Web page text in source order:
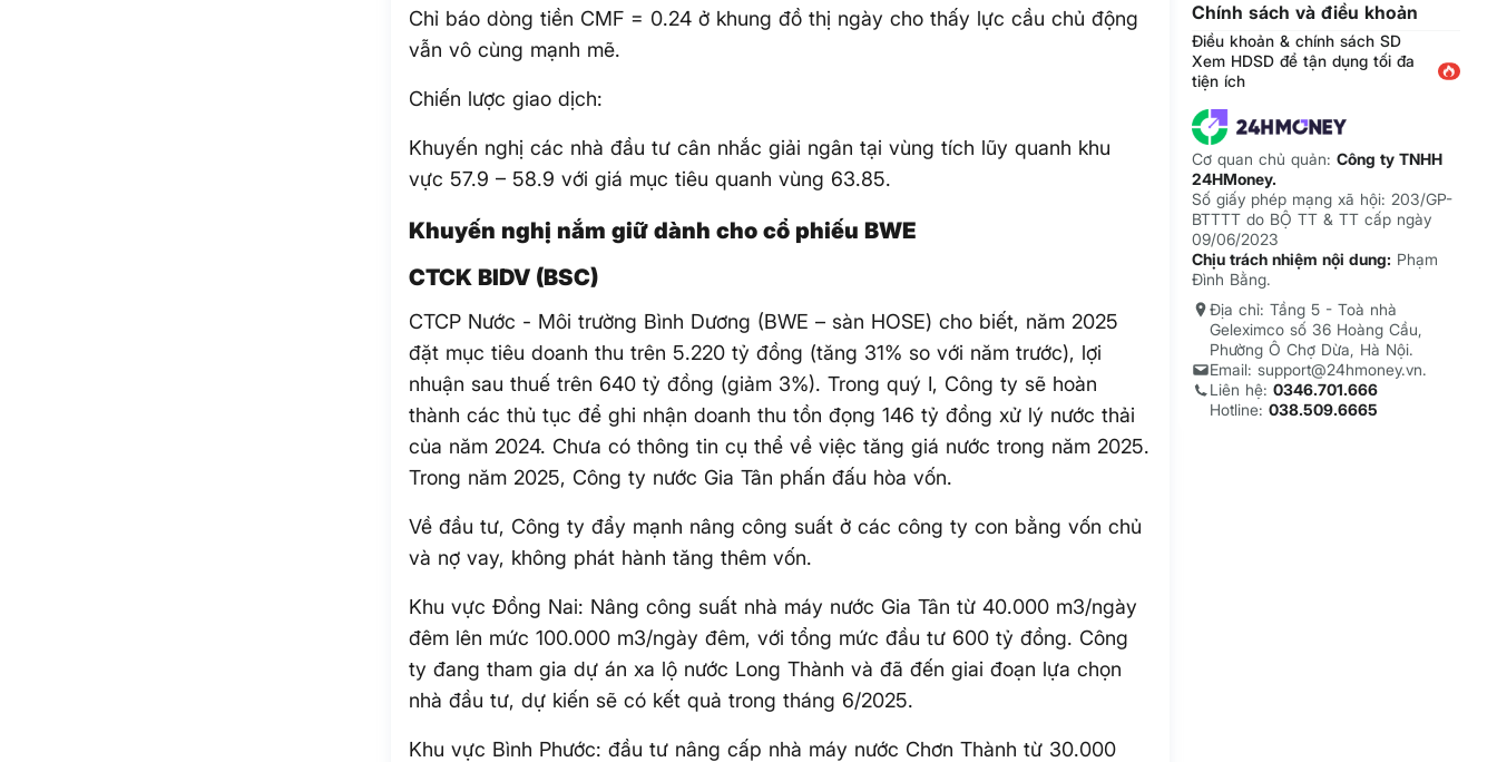
Chỉ báo dòng tiền CMF = 0.24 ở khung đồ thị ngày cho thấy lực cầu chủ động
vẫn vô cùng mạnh mẽ.
Chiến lược giao dịch:
Khuyến nghị các nhà đầu tư cân nhắc giải ngân tại vùng tích lũy quanh khu
vực 57.9 – 58.9 với giá mục tiêu quanh vùng 63.85.
Khuyến nghị nắm giữ dành cho cổ phiếu BWE
CTCK BIDV (BSC)
CTCP Nước - Môi trường Bình Dương (BWE – sàn HOSE) cho biết, năm 2025
đặt mục tiêu doanh thu trên 5.220 tỷ đồng (tăng 31% so với năm trước), lợi
nhuận sau thuế trên 640 tỷ đồng (giảm 3%). Trong quý I, Công ty sẽ hoàn
thành các thủ tục để ghi nhận doanh thu tồn đọng 146 tỷ đồng xử lý nước thải
của năm 2024. Chưa có thông tin cụ thể về việc tăng giá nước trong năm 2025.
Trong năm 2025, Công ty nước Gia Tân phấn đấu hòa vốn.
Về đầu tư, Công ty đẩy mạnh nâng công suất ở các công ty con bằng vốn chủ
và nợ vay, không phát hành tăng thêm vốn.
Khu vực Đồng Nai: Nâng công suất nhà máy nước Gia Tân từ 40.000 m3/ngày
đêm lên mức 100.000 m3/ngày đêm, với tổng mức đầu tư 600 tỷ đồng. Công
ty đang tham gia dự án xa lộ nước Long Thành và đã đến giai đoạn lựa chọn
nhà đầu tư, dự kiến sẽ có kết quả trong tháng 6/2025.
Khu vực Bình Phước: đầu tư nâng cấp nhà máy nước Chơn Thành từ 30.000
Chính sách và điều khoản
Điều khoản & chính sách SD
Xem HDSD để tận dụng tối đa
tiện ích
Cơ quan chủ quản:Công ty TNHH
24HMoney.
Số giấy phép mạng xã hội: 203/GP-
BTTTT do BỘ TT & TT cấp ngày
09/06/2023
Chịu trách nhiệm nội dung: Phạm
Đình Bằng.
Địa chỉ: Tầng 5 - Toà nhà
Geleximco số 36 Hoàng Cầu,
Phường Ô Chợ Dừa, Hà Nội.
Email: support@24hmoney.vn.
Liên hệ:0346.701.666
Hotline:038.509.6665